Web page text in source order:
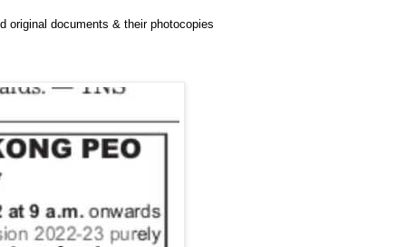
original documents & their photocopies